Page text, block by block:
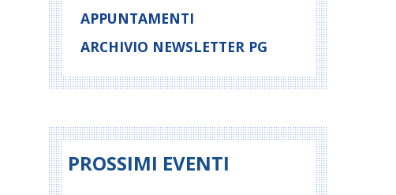
APPUNTAMENTI
ARCHIVIO NEWSLETTER PG
PROSSIMI EVENTI